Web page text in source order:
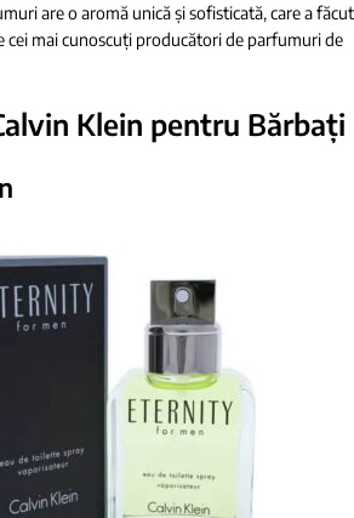
are o aromă unică și sofisticată, care a făcut
cei mai cunoscuți producători de parfumuri de
Klein pentru Bărbați